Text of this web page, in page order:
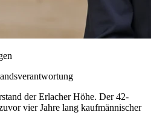
der Erlacher Höhe. Der 42-
vier Jahre lang kaufmännischer